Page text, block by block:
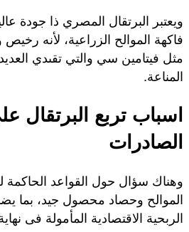
ويعتبر البرتقال المصري ذا جودة
فاكهة الموالح الزراعية، لأنه
مثل فيتامين سي والتي تقىدي
المناعة.
اسباب تربع البرتقال
الصادرات
وهناك سؤال حول القواعد الحاكمة
الموالح وحصاد محصول جيد، بما
الربحية الاقتصادية المأمولة فى